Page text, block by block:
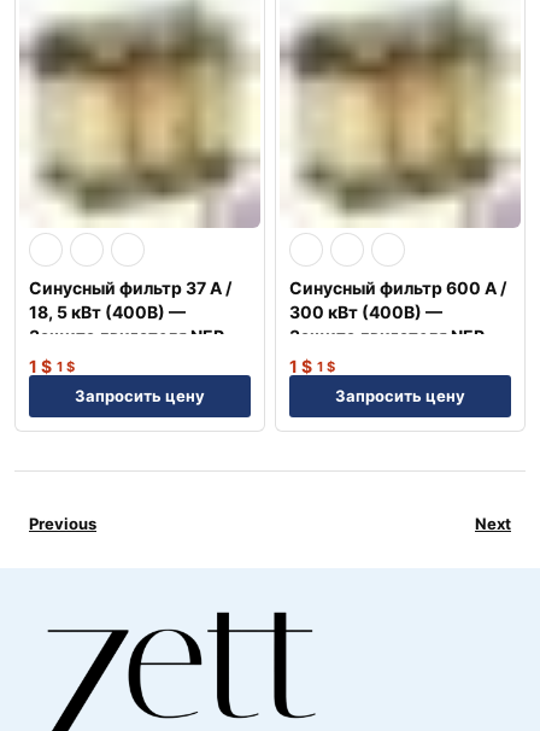
Синусный фильтр 37 А /
18, 5 кВт (400В) —
Защита двигателя NEP
1 $ 1 $
Запросить цену
Синусный фильтр 600 А /
300 кВт (400В) —
Защита двигателя NEP
1 $ 1 $
Запросить цену
Previous Next